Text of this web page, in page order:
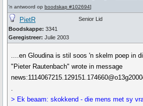
'n antwoord op boodskap #102694]
PietR
Boodskappe: 3341
Geregistreer: Julie 2003
Senior Lid
....en Gloudina is stil soos 'n skelm poep in
"Pieter Rautenbach" wrote in message
.
> Ek beaam: skokkend - die mens met sy